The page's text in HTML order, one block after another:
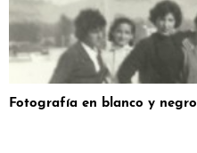
Fotografía en blanco y negro